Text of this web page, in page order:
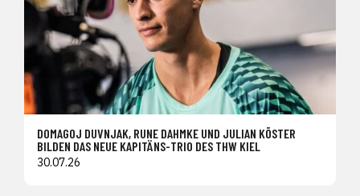
DOMAGOJ DUVNJAK, RUNE DAHMKE UND JULIAN KÖSTER
BILDEN DAS NEUE KAPITÄNS-TRIO DES THW KIEL
30.07.26